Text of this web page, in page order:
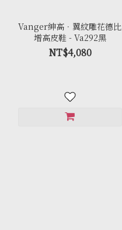
Vanger紳高．翼紋雕花德比
增高皮鞋 - Va292黑
NT$4,080